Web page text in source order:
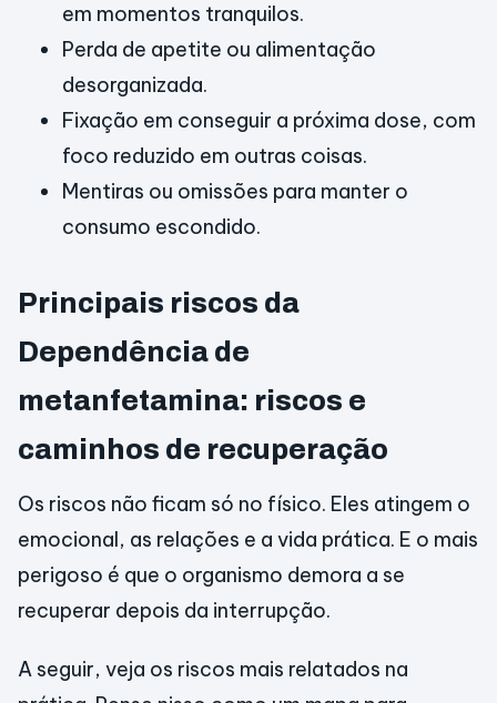
em momentos tranquilos.
Perda de apetite ou alimentação
desorganizada.
Fixação em conseguir a próxima dose, com
foco reduzido em outras coisas.
Mentiras ou omissões para manter o
consumo escondido.
Principais riscos da
Dependência de
metanfetamina: riscos e
caminhos de recuperação
Os riscos não ficam só no físico. Eles atingem o
emocional, as relações e a vida prática. E o mais
perigoso é que o organismo demora a se
recuperar depois da interrupção.
A seguir, veja os riscos mais relatados na